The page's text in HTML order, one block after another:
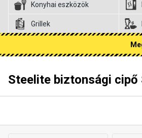
Konyhai eszközök
Grillek
Steelite biztonsági cipő